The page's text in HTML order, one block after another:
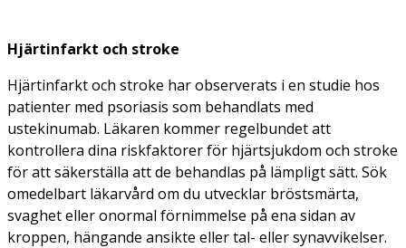
Hjärtinfarkt och stroke
Hjärtinfarkt och stroke har observerats i en studie hos
patienter med psoriasis som behandlats med
ustekinumab. Läkaren kommer regelbundet att
kontrollera dina riskfaktorer för hjärtsjukdom och stroke
för att säkerställa att de behandlas på lämpligt sätt. Sök
omedelbart läkarvård om du utvecklar bröstsmärta,
svaghet eller onormal förnimmelse på ena sidan av
kroppen, hängande ansikte eller tal- eller synavvikelser.